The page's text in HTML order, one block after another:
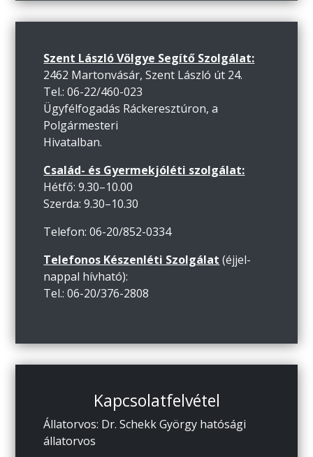
Szent László Völgye Segítő Szolgálat:
2462 Martonvásár, Szent László út 24.
Tel.: 06-22/460-023
Ügyfélfogadás Ráckeresztúron, a
Polgármesteri
Hivatalban.
Család- és Gyermekjóléti szolgálat:
Hétfő: 9.30–10.00
Szerda: 9.30–10.30
Telefon: 06-20/852-0334
Telefonos Készenléti Szolgálat (éjjel-
nappal hívható):
Tel.: 06-20/376-2808
Kapcsolatfelvétel
Állatorvos: Dr. Schekk György hatósági
állatorvos